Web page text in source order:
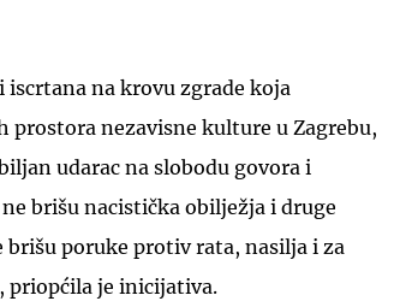
na krovu zgrade koja
prostora nezavisne kulture u Zagrebu,
udarac na slobodu govora i
brišu nacistička obilježja i druge
poruke protiv rata, nasilja i za
priopćila je inicijativa.